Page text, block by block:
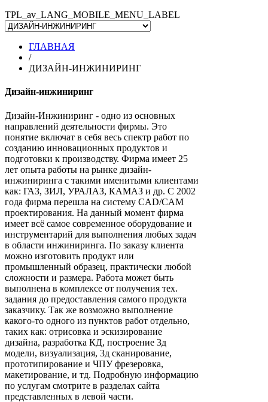
TPL_av_LANG_MOBILE_MENU_LABEL
ГЛАВНАЯ
/
ДИЗАЙН-ИНЖИНИРИНГ
Дизайн-инжиниринг
Дизайн-Инжиниринг - одно из основных
направлений деятельности фирмы. Это
понятие включат в себя весь спектр работ по
созданию инновационных продуктов и
подготовки к производству. Фирма имеет 25
лет опыта работы на рынке дизайн-
инжиниринга с такими именитыми клиентами
как: ГАЗ, ЗИЛ, УРАЛАЗ, КАМАЗ и др. С 2002
года фирма перешла на систему CAD/CAM
проектирования. На данный момент фирма
имеет всё самое современное оборудование и
инструментарий для выполнения любых задач
в области инжиниринга. По заказу клиента
можно изготовить продукт или
промышленный образец, практически любой
сложности и размера. Работа может быть
выполнена в комплексе от получения тех.
задания до предоставления самого продукта
заказчику. Так же возможно выполнение
какого-то одного из пунктов работ отдельно,
таких как: отрисовка и эскизирование
дизайна, разработка КД, построение 3д
модели, визуализация, 3д сканирование,
прототипирование и ЧПУ фрезеровка,
макетирование, и тд. Подробную информацию
по услугам смотрите в разделах сайта
представленных в левой части.